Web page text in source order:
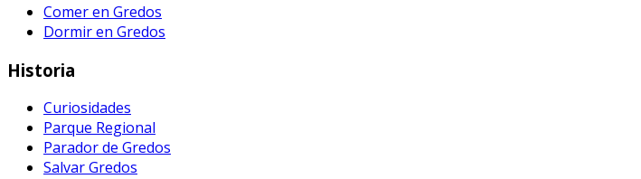
Comer en Gredos
Dormir en Gredos
Historia
Curiosidades
Parque Regional
Parador de Gredos
Salvar Gredos